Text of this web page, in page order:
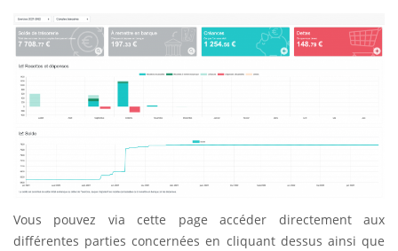
Vous pouvez via cette page accéder directement aux
différentes parties concernées en cliquant dessus ainsi que